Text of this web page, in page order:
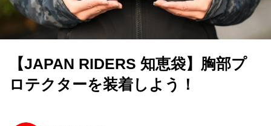
【JAPAN RIDERS 知恵袋】胸部プ
ロテクターを装着しよう！